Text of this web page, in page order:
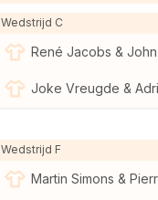
Wedstrijd C
René Jacobs &
Joke Vreugde &
Wedstrijd F
Martin Simons &